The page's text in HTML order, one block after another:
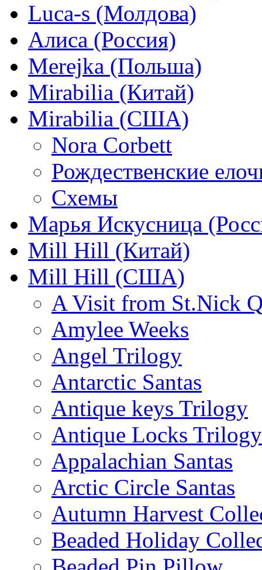
Luca-s (Молдова)
Алиса (Россия)
Merejka (Польша)
Mirabilia (Китай)
Mirabilia (США)
Nora Corbett
Рождественские
Схемы
Марья Искусница
Mill Hill (Китай)
Mill Hill (США)
A Visit from St.Nick
Amylee Weeks
Angel Trilogy
Antarctic Santas
Antique keys Trilogy
Antique Locks Trilogy
Appalachian Santas
Arctic Circle Santas
Autumn Harvest
Beaded Holiday